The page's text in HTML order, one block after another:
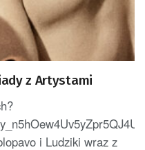
z Artystami
i Ludziki wraz z